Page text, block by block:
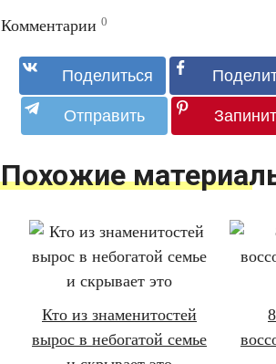
Комментарии 0
Похожие
Кто из знаменитостей
вырос в небогатой семье